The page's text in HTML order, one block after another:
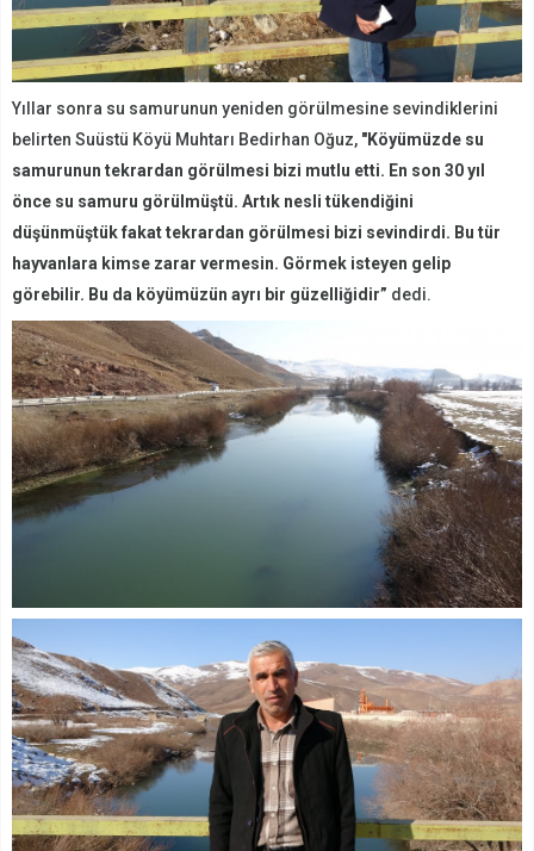
Yıllar sonra su samurunun yeniden görülmesine sevindiklerini
belirten Suüstü Köyü Muhtarı Bedirhan Oğuz, "Köyümüzde su
samurunun tekrardan görülmesi bizi mutlu etti. En son 30 yıl
önce su samuru görülmüştü. Artık nesli tükendiğini
düşünmüştük fakat tekrardan görülmesi bizi sevindirdi. Bu tür
hayvanlara kimse zarar vermesin. Görmek isteyen gelip
görebilir. Bu da köyümüzün ayrı bir güzelliğidir” dedi.